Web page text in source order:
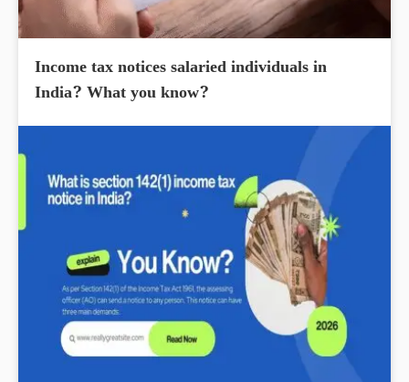
Income tax notices salaried individuals in
India? What you know?